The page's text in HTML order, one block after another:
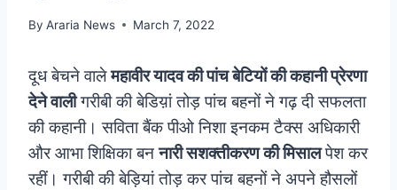
By Araria News March 7, 2022
दूध बेचने वालेमहावीर यादव की पांच बेटियों की कहानी प्रेरणा
देने वालीगरीबी की बेडिय़ां तोड़ पांच बहनों ने गढ़ दी सफलता
की कहानी। सविता बैंक पीओ निशा इनकम टैक्स अधिकारी
और आभा शिक्षिका बननारी सशक्तीकरण की मिसालपेश कर
रहीं। गरीबी की बेड़‍ियां तोड़ कर पांच बहनों ने अपने हौसलों